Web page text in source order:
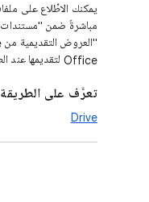
Office لتقديمها عند الطلب للعملاء أو المحاكم.
تعرَّف على الطريقة
Drive